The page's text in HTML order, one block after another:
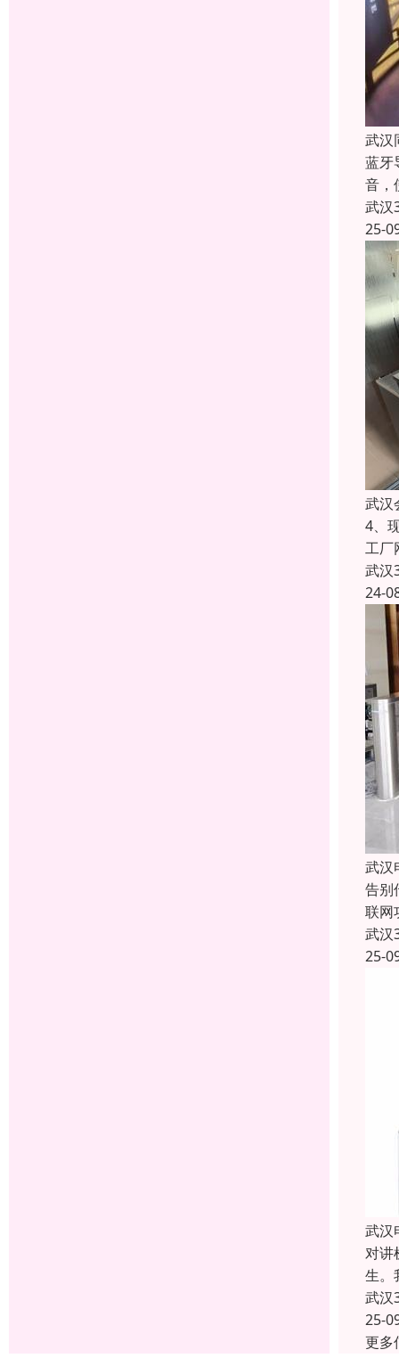
武汉
蓝牙
音，
武汉
25-
武汉
4、
工厂
武汉
24-
武汉
告别
联网
武汉
25-
武汉
对讲
生。
武汉
25-
更多